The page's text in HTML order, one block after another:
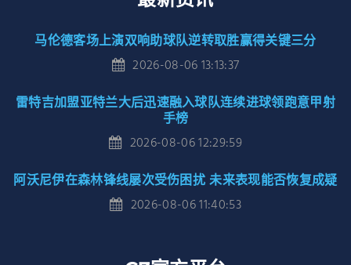
马伦德客场上演双响助球队逆转取胜赢得关键三分
2026-08-06 13:13:37
雷特吉加盟亚特兰大后迅速融入球队连续进球领跑意甲射
手榜
2026-08-06 12:29:59
阿沃尼伊在森林锋线屡次受伤困扰 未来表现能否恢复成疑
2026-08-06 11:40:53